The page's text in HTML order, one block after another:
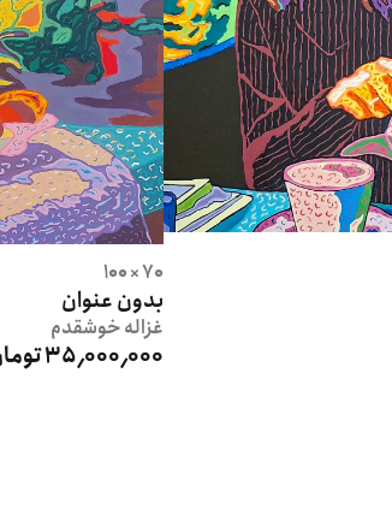
70 × 100
بدون عنوان
غزالهخوشقدم
35٬000٬000 تومان